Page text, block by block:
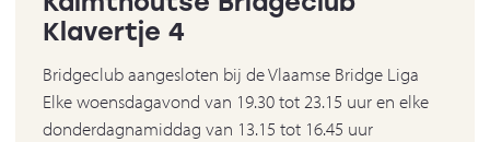
Klavertje 4
Bridgeclub aangesloten bij de Vlaamse Bridge Liga
Elke woensdagavond van 19.30 tot 23.15 uur en elke
donderdagnamiddag van 13.15 tot 16.45 uur